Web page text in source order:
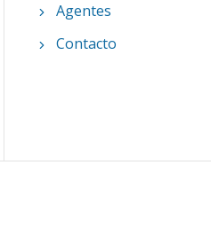
Agentes
Contacto